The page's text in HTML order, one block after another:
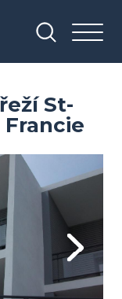
St-
Francie
Next